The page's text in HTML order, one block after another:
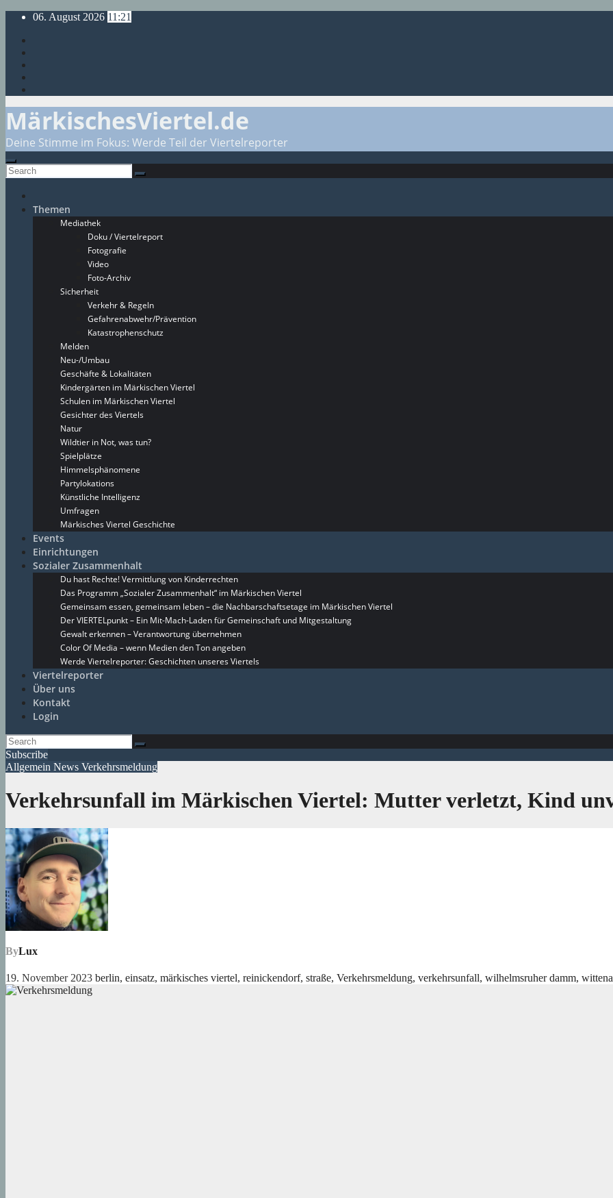
Skip
content
06. August 2026 11:21
MärkischesViertel.de
Deine Stimme im Fokus: Werde Teil der Viertelreporter
Themen
Mediathek
Doku / Viertelreport
Fotografie
Video
Foto-Archiv
Sicherheit
Verkehr & Regeln
Gefahrenabwehr/Prävention
Katastrophenschutz
Melden
Neu-/Umbau
Geschäfte & Lokalitäten
Kindergärten im Märkischen Viertel
Schulen im Märkischen Viertel
Gesichter des Viertels
Natur
Wildtier in Not, was tun?
Spielplätze
Himmelsphänomene
Partylokations
Künstliche Intelligenz
Umfragen
Märkisches Viertel Geschichte
Events
Einrichtungen
Sozialer Zusammenhalt
Du hast Rechte! Vermittlung von Kinderrechten
Das Programm „Sozialer Zusammenhalt“ im Märkischen Viertel
Gemeinsam essen, gemeinsam leben – die Nachbarschaftsetage im Märkischen Viertel
Der VIERTELpunkt – Ein Mit-Mach-Laden für Gemeinschaft und Mitgestaltung
Gewalt erkennen – Verantwortung übernehmen
Color Of Media – wenn Medien den Ton angeben
Werde Viertelreporter: Geschichten unseres Viertels
Viertelreporter
Über uns
Kontakt
Login
Subscribe
Allgemein News Verkehrsmeldung
Verkehrsunfall im Märkischen Viertel: Mutter verletzt, Kind
ByLux
19. November 2023 berlin, einsatz, märkisches viertel, reinickendorf, straße, Verkehrsmeldung, verkehrsunfall, wilhelmsruher damm,